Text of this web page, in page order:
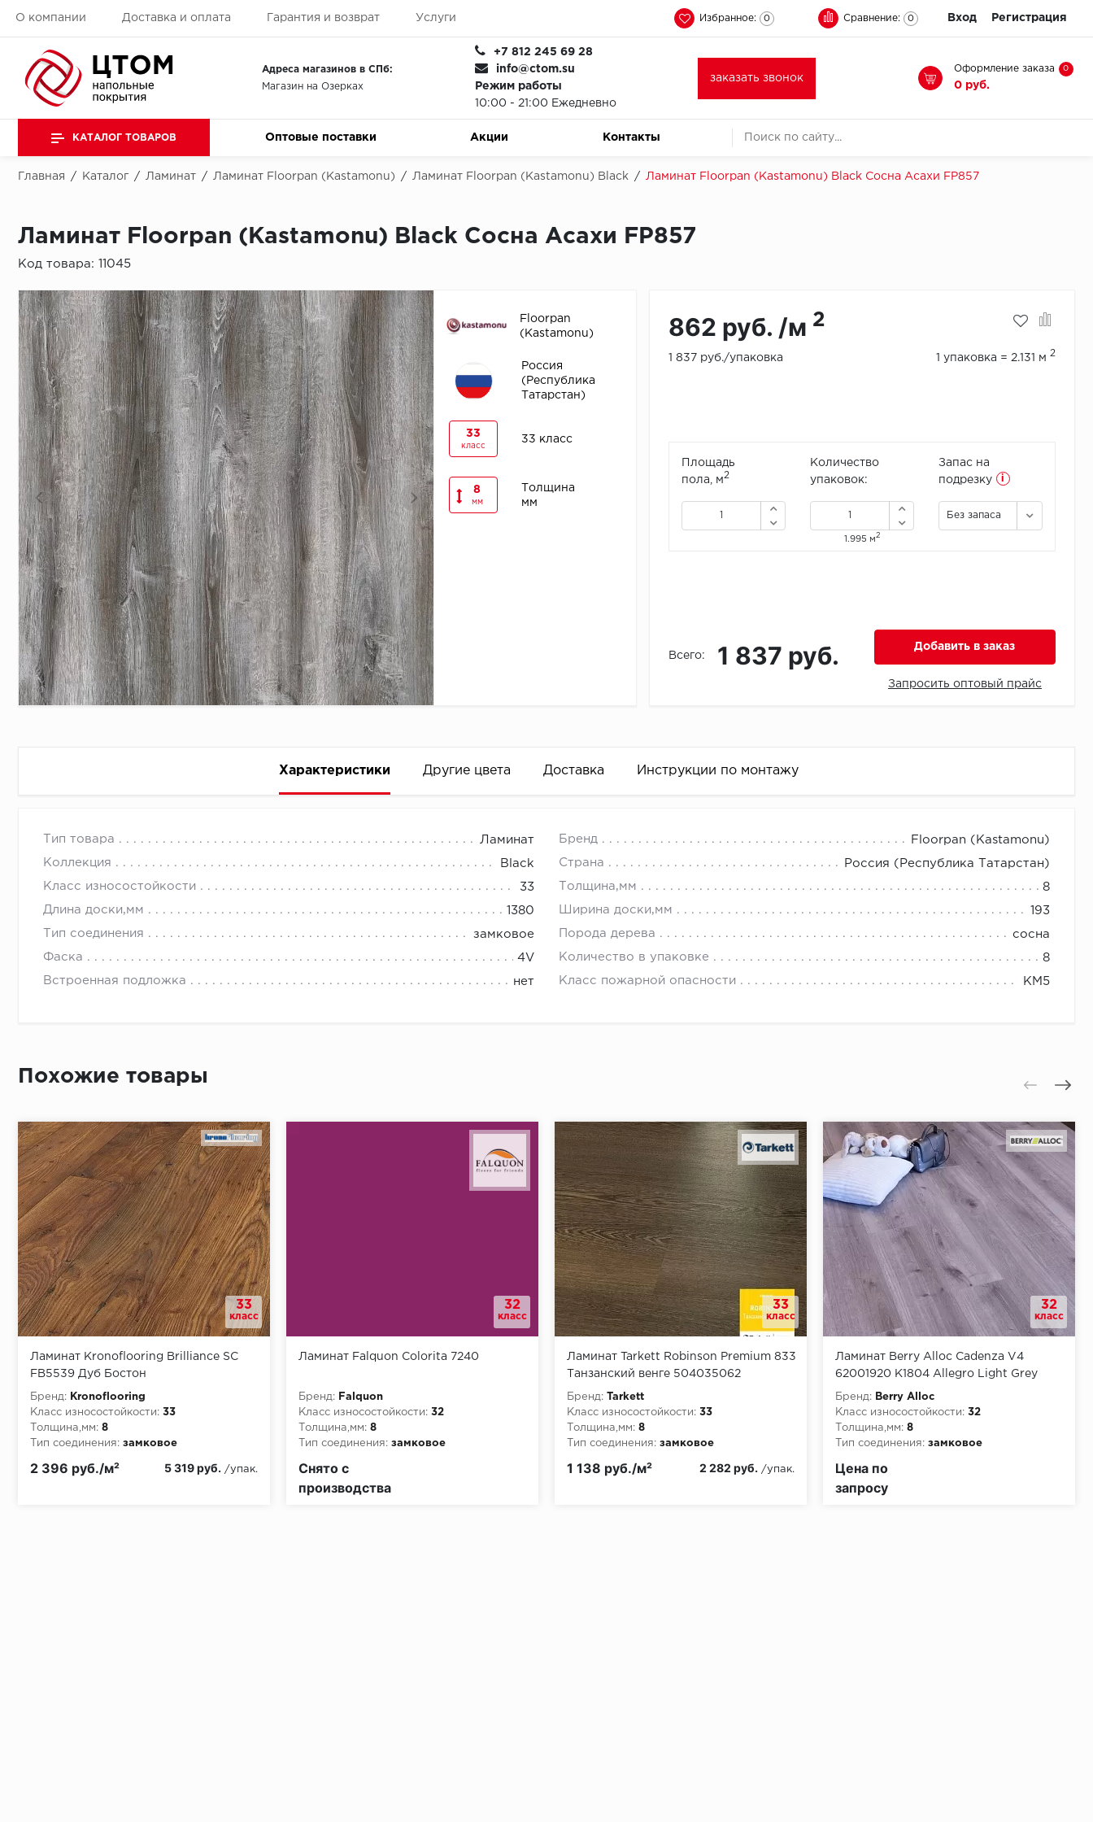
О компании Доставка и оплата Гарантия и возврат Услуги Избранное: 0 Сравнение: 0 Вход Регистрация
Адреса магазинов в СПб:
Магазин на Озерках
+7 812 245 69 28
info@ctom.su
Режим работы
10:00 - 21:00 Ежедневно
заказать звонок
Оформление заказа 0
0 руб.
КАТАЛОГ ТОВАРОВ Оптовые поставки Акции Контакты
Главная / Каталог / Ламинат / Ламинат Floorpan (Kastamonu) / Ламинат Floorpan (Kastamonu) Black / Ламинат Floorpan (Kastamonu) Black Сосна Асахи FP857
Ламинат Floorpan (Kastamonu) Black Сосна Асахи FP857
Код товара: 11045
Floorpan
(Kastamonu)
Россия
(Республика
Татарстан)
33
класс
33 класс
8
мм
Толщина
мм
862 руб. /м 2
1 837 руб./упаковка 1 упаковка = 2.131 м 2
Площадь
пола, м2
Количество
упаковок:
1.995 м2
Запас на
подрезку
i
Без запаса
Всего: 1 837 руб. Добавить в заказ
Запросить оптовый прайс
Характеристики Другие цвета Доставка Инструкции по монтажу
Тип товара Ламинат Бренд Floorpan (Kastamonu)
Коллекция Black Страна Россия (Республика Татарстан)
Класс износостойкости 33 Толщина,мм 8
Длина доски,мм 1380 Ширина доски,мм 193
Тип соединения замковое Порода дерева сосна
Фаска 4V Количество в упаковке 8
Встроенная подложка нет Класс пожарной опасности КМ5
Время доставки
Место доставки
Правила
Условия доставки
Первый ряд:
Начало второго (и последующих) ряда:
Похожие товары
33
класс
Ламинат Kronoflooring Brilliance SC
FB5539 Дуб Бостон
Бренд:
Kronoflooring
Класс износостойкости: 33
Толщина,мм: 8
Тип соединения: замковое
2 396 руб./м² 5 319 руб. /упак.
32
класс
Ламинат Falquon Colorita 7240
Бренд:
Falquon
Класс износостойкости: 32
Толщина,мм: 8
Тип соединения: замковое
Снято с
производства
33
класс
Ламинат Tarkett Robinson Premium 833
Танзанский венге 504035062
Бренд:
Tarkett
Класс износостойкости: 33
Толщина,мм: 8
Тип соединения: замковое
1 138 руб./м² 2 282 руб. /упак.
32
класс
Ламинат Berry Alloc Cadenza V4
62001920 K1804 Allegro Light Grey
Бренд:
Berry Alloc
Класс износостойкости: 32
Толщина,мм: 8
Тип соединения: замковое
Цена по
запросу